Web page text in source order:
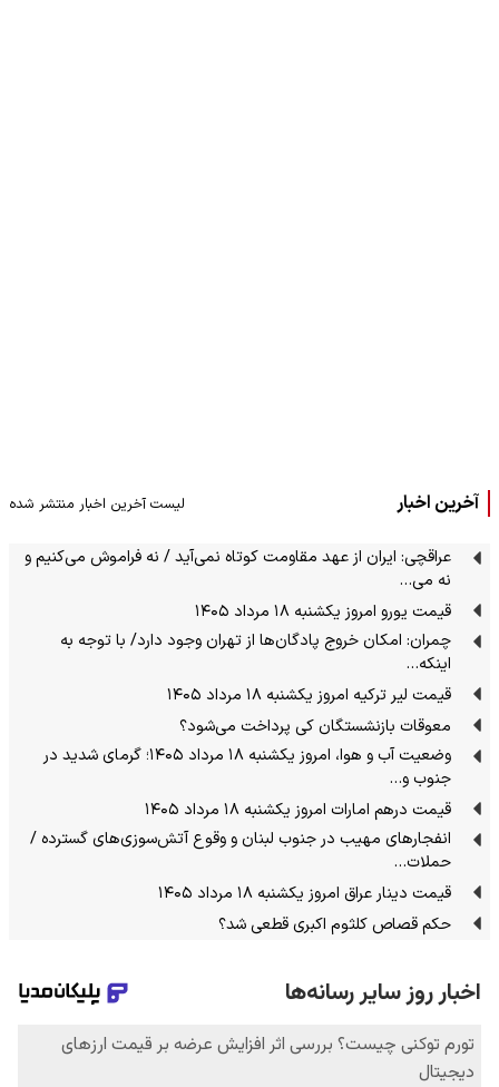
آخرین اخبار لیست آخرین اخبار منتشر شده
عراقچی: ایران از عهد مقاومت کوتاه نمی‌آید / نه فراموش می‌کنیم و
نه می…
قیمت یورو امروز یکشنبه ۱۸ مرداد ۱۴۰۵
چمران: امکان خروج پادگان‌ها از تهران وجود دارد/ با توجه به
اینکه…
قیمت لیر ترکیه امروز یکشنبه ۱۸ مرداد ۱۴۰۵
معوقات بازنشستگان کی پرداخت می‌شود؟
وضعیت آب و هوا، امروز یکشنبه ۱۸ مرداد ۱۴۰۵؛ گرمای شدید در
جنوب و…
قیمت درهم امارات امروز یکشنبه ۱۸ مرداد ۱۴۰۵
انفجارهای مهیب در جنوب لبنان و وقوع آتش‌سوزی‌های گسترده /
حملات…
قیمت دینار عراق امروز یکشنبه ۱۸ مرداد ۱۴۰۵
حکم قصاص کلثوم اکبری قطعی شد؟